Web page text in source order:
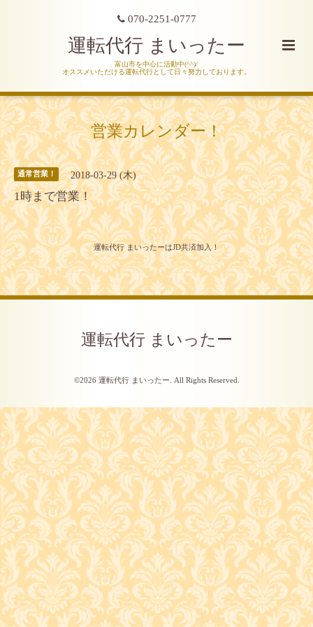
070-2251-0777
運転代行 まいったー
富山市を中心に活動中(^^)/
オススメいただける運転代行として日々努力しております。
営業カレンダー！
通常営業！ 2018-03-29 (木)
1時まで営業！
運転代行 まいったーはJD共済加入！
運転代行 まいったー
©2026 運転代行 まいったー . All Rights Reserved.